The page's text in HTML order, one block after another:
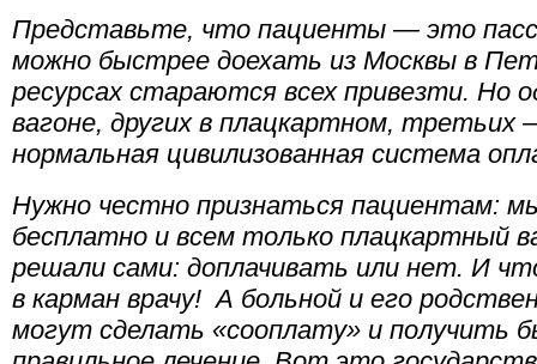
Представьте, что пациенты — это
можно быстрее доехать из Москвы в
ресурсах стараются всех привезти. Но
вагоне, других в плацкартном,
нормальная цивилизованная система
Нужно честно признаться пациентам:
бесплатно и всем только плацкартный
решали сами: доплачивать или нет. И
в карман врачу! А больной и его
могут сделать «сооплату» и получить